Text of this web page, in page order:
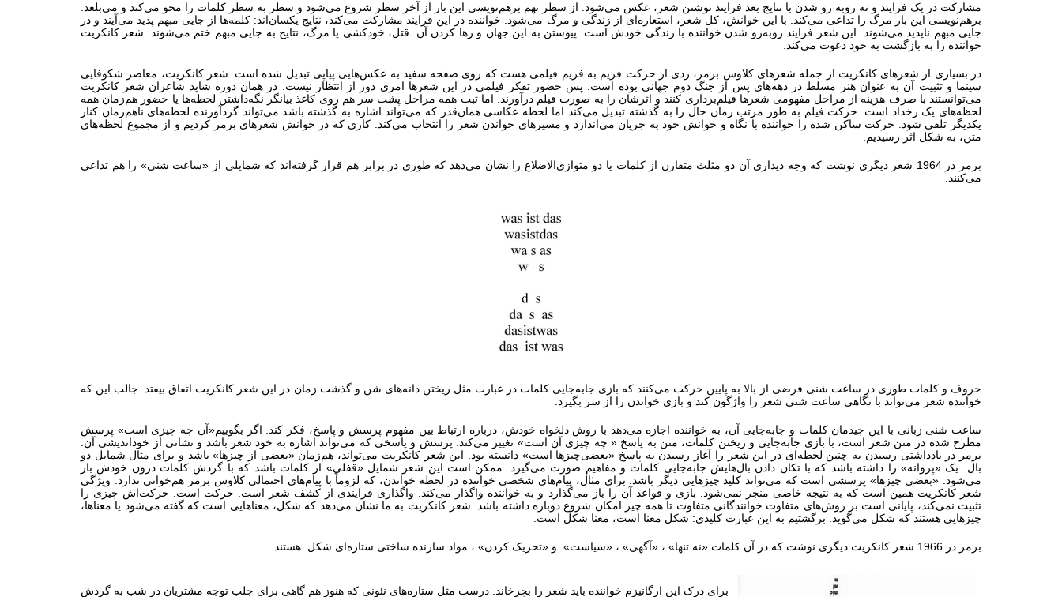
مشارکت در یک فرایند و نه روبه‌ رو شدن با نتایج بعد فرایند نوشتن شعر، عکس می‌شود. از سطر نهم برهم‌نویسی این بار از آخر سطر شروع می‌شود و سطر به سطر کلمات را محو می‌کند و می‌بلعد.
برهم‌نویسی این بار مرگ را تداعی می‌کند. با این خوانش، کل شعر، استعاره‌ای از زندگی و مرگ می‌شود. خواننده در این فرایند مشارکت می‌کند، نتایج یکسان‌اند: کلمه‌ها از جایی مبهم پدید می‌آیند و در
جایی مبهم ناپدید می‌شوند. این شعر فرایند روبه‌رو شدن خواننده با زندگی خودش است. پیوستن به این جهان و رها کردن آن. قتل، خودکشی یا مرگ، نتایج به جایی مبهم ختم می‌شوند. شعر کانکریت
خواننده را به بازگشت به خود دعوت می‌کند.
در بسیاری از شعرهای کانکریت از جمله شعرهای کلاوس برمر، ردی از حرکت فریم به فریم فیلمی هست که روی صفحه سفید به عکس‌هایی پیاپی تبدیل شده است. شعر کانکریت، معاصر شکوفایی
سینما و تثبیت آن به عنوان هنر مسلط در دهه‌های پس از جنگ دوم جهانی بوده است. پس حضور تفکر فیلمی در این شعرها امری دور از انتظار نیست. در همان دوره شاید شاعران شعر کانکریت
می‌توانستند با صرف هزینه از مراحل مفهومی شعرها فیلم‌برداری کنند و اثرشان را به صورت فیلم درآورند. اما ثبت همه مراحل پشت سر هم روی کاغذ بیانگر نگه‌داشتن لحظه‌ها یا حضور هم‌زمان همه
لحظه‌های یک رخداد است. حرکت فیلم به طور مرتب زمان حال را به گذشته تبدیل می‌کند اما لحظه عکاسی همان‌قدر که می‌تواند اشاره به گذشته باشد می‌تواند گردآورنده لحظه‌های ناهم‌زمان کنار
یکدیگر تلقی شود. حرکت ساکن شده را خواننده با نگاه و خوانش خود به جریان می‌اندازد و مسیرهای خواندن شعر را انتخاب می‌کند. کاری که در خوانش شعرهای برمر کردیم و از مجموع لحظه‌های
متن، به شکل اثر رسیدیم.
برمر در 1964 شعر دیگری نوشت که وجه دیداری آن دو مثلث متقارن از کلمات یا دو متوازی‌الاضلاع را نشان می‌دهد که طوری در برابر هم قرار گرفته‌اند که شمایلی از «ساعت شنی» را هم تداعی
می‌کنند.
حروف و کلمات طوری در ساعت شنی فرضی از بالا به پایین حرکت می‌کنند که بازی جابه‌جایی کلمات در عبارت مثل ریختن دانه‌های شن و گذشت زمان در این شعر کانکریت اتفاق بیفتد. جالب این که
خواننده شعر می‌تواند با نگاهی ساعت شنی شعر را واژگون کند و بازی خواندن را از سر بگیرد.
ساعت شنی زبانی با این چیدمان کلمات و جابه‌جایی آن، به خواننده اجازه می‌دهد با روش دلخواه خودش، درباره ارتباط بین مفهوم پرسش و پاسخ، فکر کند. اگر بگوییم«آن چه چیزی است» پرسش
مطرح شده در متن شعر است، با بازی جابه‌جایی و ریختن کلمات، متن به پاسخ « چه چیزی آن است» تغییر می‌کند. پرسش و پاسخی که می‌تواند اشاره به خود شعر باشد و نشانی از خوداندیشی آن.
برمر در یادداشتی رسیدن به چنین لحظه‌ای در این شعر را آغاز رسیدن به پاسخ «بعضی‌چیزها است» دانسته بود. این شعر کانکریت می‌تواند، هم‌زمان «بعضی از چیزها» باشد و برای مثال شمایل دو
بال یک «پروانه» را داشته باشد که با تکان دادن بال‌هایش جابه‌‌جایی کلمات و مفاهیم صورت می‌گیرد. ممکن است این شعر شمایل «قفلی» از کلمات باشد که با گردش کلمات درون خودش باز
می‌شود. «بعضی چیزها» پرسشی است که می‌تواند کلید چیزهایی دیگر باشد. برای مثال، پیام‌های شخصی خواننده در لحظه خواندن، که لزوماً با پیام‌های احتمالی کلاوس برمر هم‌خوانی ندارد. ویژگی
شعر کانکریت همین است که به نتیجه خاصی منجر نمی‌شود. بازی و قواعد آن را باز می‌گذارد و به خواننده واگذار می‌کند. واگذاری فرایندی از کشف شعر است. حرکت است. حرکت‌اش چیزی را
تثبیت نمی‌کند، پایانی است بر روش‌های متفاوت خوانندگانی متفاوت تا همه چیز امکان شروع دوباره داشته باشد. شعر کانکریت به ما نشان می‌دهد که شکل، معناهایی است که گفته می‌شود یا معناها،
چیزهایی هستند که شکل می‌گوید. برگشتیم به این عبارت کلیدی: شکل معنا است، معنا شکل است.
برمر در 1966 شعر کانکریت دیگری نوشت که در آن کلمات «نه تنها» ، «آگهی» ، «سیاست» و «تحریک کردن» ، مواد سازنده ساختی ستاره‌ای شکل هستند.
برای درک این ارگانیزم خواننده باید شعر را بچرخاند. درست مثل ستاره‌های نئونی که هنوز هم گاهی برای جلب توجه مشتریان در شب به گردش